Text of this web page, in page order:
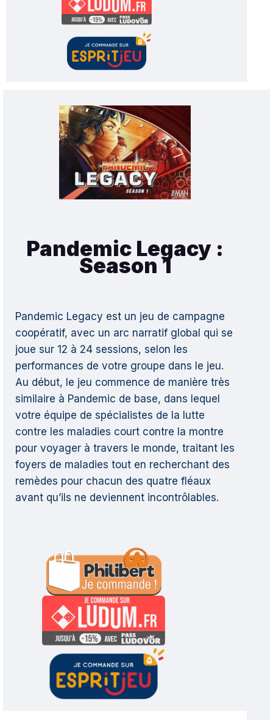
Pandemic Legacy :
Season 1
Pandemic Legacy est un jeu de campagne
coopératif, avec un arc narratif global qui se
joue sur 12 à 24 sessions, selon les
performances de votre groupe dans le jeu.
Au début, le jeu commence de manière très
similaire à Pandemic de base, dans lequel
votre équipe de spécialistes de la lutte
contre les maladies court contre la montre
pour voyager à travers le monde, traitant les
foyers de maladies tout en recherchant des
remèdes pour chacun des quatre fléaux
avant qu’ils ne deviennent incontrôlables.